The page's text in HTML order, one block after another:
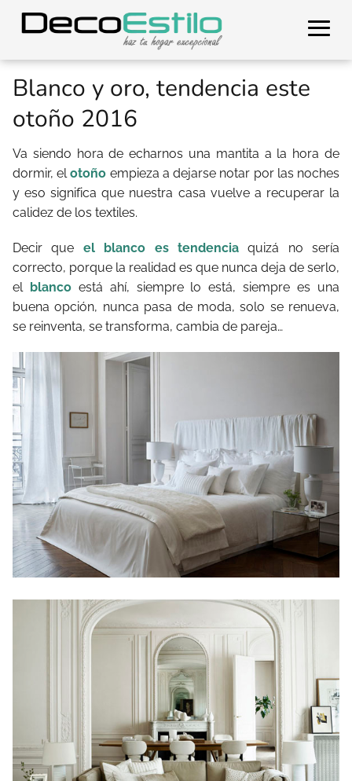
Blanco y oro, tendencia este
otoño 2016
Va siendo hora de echarnos una mantita a la hora de
dormir, elotoño empieza a dejarse notar por las noches
y eso significa que nuestra casa vuelve a recuperar la
calidez de los textiles.
Decir que el blanco es tendenciaquizá no sería
correcto, porque la realidad es que nunca deja de serlo,
el blancoestá ahí, siempre lo está, siempre es una
buena opción, nunca pasa de moda, solo se renueva,
se reinventa, se transforma, cambia de pareja…